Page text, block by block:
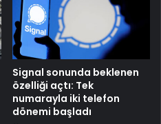
Signal sonunda beklenen
özelliği açtı: Tek
numarayla iki telefon
dönemi başladı